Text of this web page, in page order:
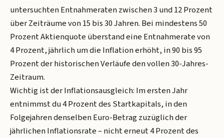
untersuchten Entnahmeraten zwischen 3 und 12 Prozent
über Zeiträume von 15 bis 30 Jahren. Bei mindestens 50
Prozent Aktienquote überstand eine Entnahmerate von
4 Prozent, jährlich um die Inflation erhöht, in 90 bis 95
Prozent der historischen Verläufe den vollen 30-Jahres-
Zeitraum.
Wichtig ist der Inflationsausgleich: Im ersten Jahr
entnimmst du 4 Prozent des Startkapitals, in den
Folgejahren denselben Euro-Betrag zuzüglich der
jährlichen Inflationsrate – nicht erneut 4 Prozent des